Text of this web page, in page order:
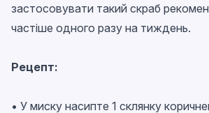
застосовувати такий скраб
частіше одного разу на тиждень.
Рецепт:
• У миску насипте 1 склянку